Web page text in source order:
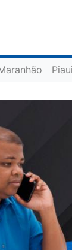
Piaui